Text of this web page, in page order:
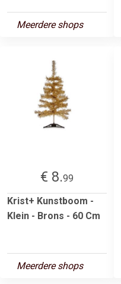
Meerdere shops
€ 8.99
Krist+ Kunstboom -
Klein - Brons - 60 Cm
Meerdere shops